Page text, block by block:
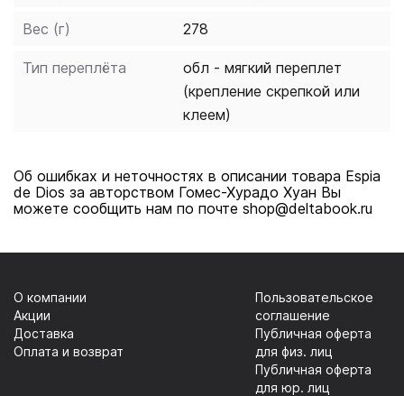
Вес (г) 278
Тип переплёта
обл - мягкий переплет
(крепление скрепкой или
клеем)
Об ошибках и неточностях в описании товара Espia
de Dios за авторством Гомес-Хурадо Хуан Вы
можете сообщить нам по почте shop@deltabook.ru
О компании
Акции
Доставка
Оплата и возврат
Пользовательское
соглашение
Публичная оферта
для физ. лиц
Публичная оферта
для юр. лиц